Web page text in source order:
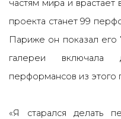
частям мира и
проекта станет 99
Париже он показал его
галереи включала
перформансов из этого
«Я старался делать